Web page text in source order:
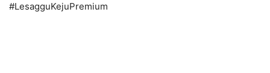
#LesagguKejuPremium